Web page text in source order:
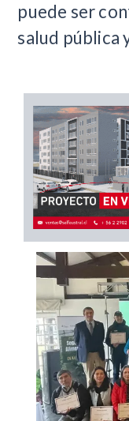
puede ser
salud pública